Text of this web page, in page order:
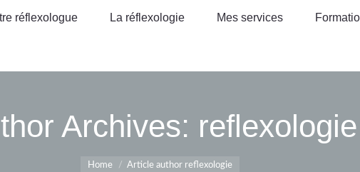
réflexologue La réflexologie Mes services
Archives: reflexologie
Home Article author reflexologie
réflexologue La réflexologie Mes services